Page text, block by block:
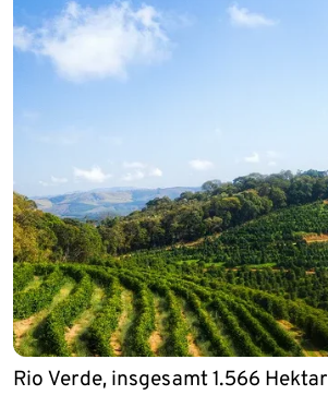
Rio Verde, insgesamt 1.566 Hektar